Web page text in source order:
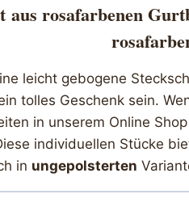
aus rosafarbenen
leicht gebogene
tolles Geschenk sein.
in unserem Online
individuellen Stücke
in ungepolsterten